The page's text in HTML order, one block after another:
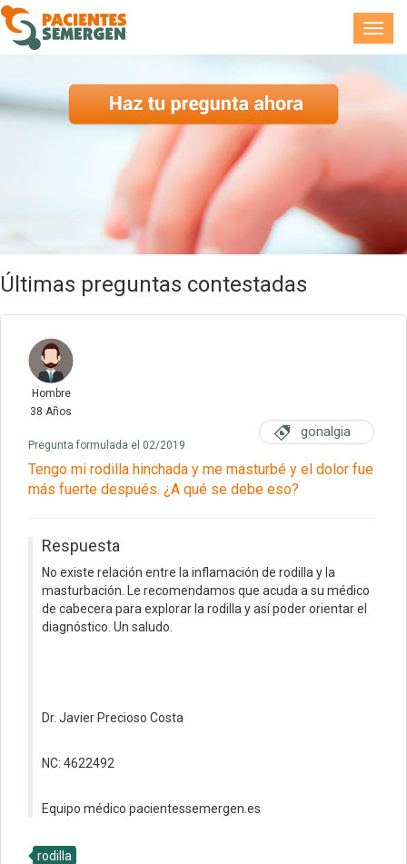
Últimas preguntas contestadas
Hombre
38 Años
Pregunta formulada el 02/2019
gonalgia
Tengo mi rodilla hinchada y me masturbé y el dolor fue
más fuerte después. ¿A qué se debe eso?
Respuesta
No existe relación entre la inflamación de rodilla y la
masturbación. Le recomendamos que acuda a su médico
de cabecera para explorar la rodilla y así poder orientar el
diagnóstico. Un saludo.
Dr. Javier Precioso Costa
NC: 4622492
Equipo médico pacientessemergen.es
rodilla